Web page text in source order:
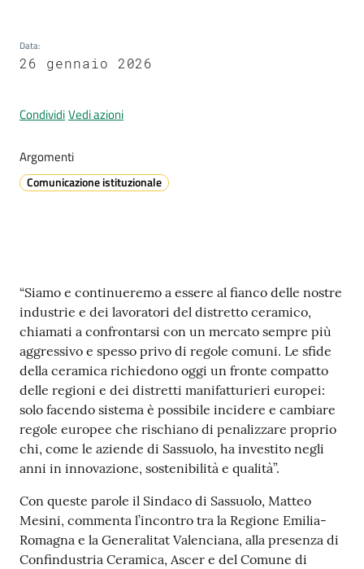
e
o
V
s
i
t
u
o
l
o
Tutti
gli
argomenti...
Seguici
su
Data:
26 gennaio 2026
CondividiVedi azioni
Argomenti
Comunicazione istituzionale
Contenuto
“Siamo e continueremo a essere al fianco delle nostre
industrie e dei lavoratori del distretto ceramico,
chiamati a confrontarsi con un mercato sempre più
aggressivo e spesso privo di regole comuni. Le sfide
della ceramica richiedono oggi un fronte compatto
delle regioni e dei distretti manifatturieri europei:
solo facendo sistema è possibile incidere e cambiare
regole europee che rischiano di penalizzare proprio
chi, come le aziende di Sassuolo, ha investito negli
anni in innovazione, sostenibilità e qualità”.
Con queste parole il Sindaco di Sassuolo, Matteo
Mesini, commenta l’incontro tra la Regione Emilia-
Romagna e la Generalitat Valenciana, alla presenza di
Confindustria Ceramica, Ascer e del Comune di